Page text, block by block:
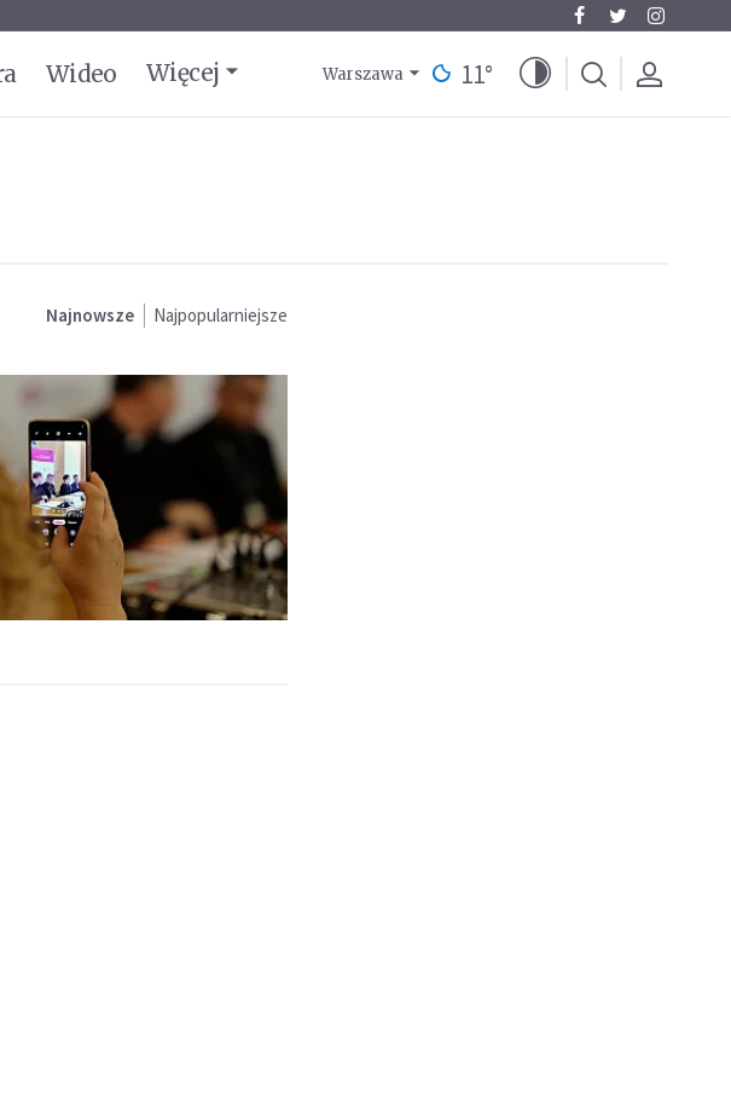
Wideo Więcej Warszawa 11°
Najnowsze Najpopularniejsze